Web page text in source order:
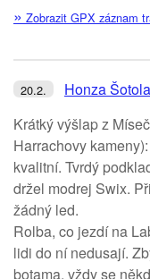
» Zobrazit GPX záznam
20.2. Honza Šotola
Krátký výšlap z
Harrachovy
kvalitní. Tvrdý
držel modrej Swix.
žádný led.
Rolba, co jezdí na
lidi do ní nedusají.
botama, vždy se